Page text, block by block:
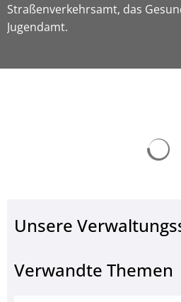
ON-
Straßenverkehrsamt, das
Jugendamt.
Unsere
Verwandte Themen